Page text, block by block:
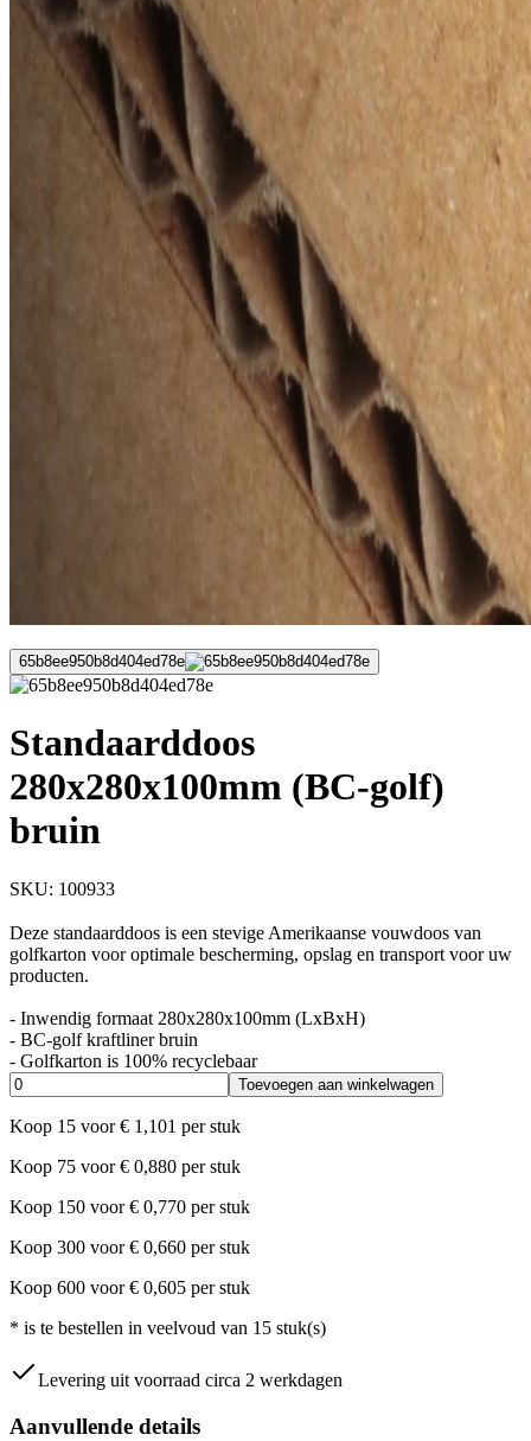
65b8ee950b8d404ed78e
Standaarddoos
280x280x100mm (BC-golf)
bruin
SKU: 100933
Deze standaarddoos is een stevige Amerikaanse vouwdoos van
golfkarton voor optimale bescherming, opslag en transport voor uw
producten.
- Inwendig formaat 280x280x100mm (LxBxH)
- BC-golf kraftliner bruin
- Golfkarton is 100% recyclebaar
Toevoegen aan winkelwagen
Koop 15 voor € 1,101 per stuk
Koop 75 voor € 0,880 per stuk
Koop 150 voor € 0,770 per stuk
Koop 300 voor € 0,660 per stuk
Koop 600 voor € 0,605 per stuk
* is te bestellen in veelvoud van 15 stuk(s)
Levering uit voorraad circa 2 werkdagen
Aanvullende details